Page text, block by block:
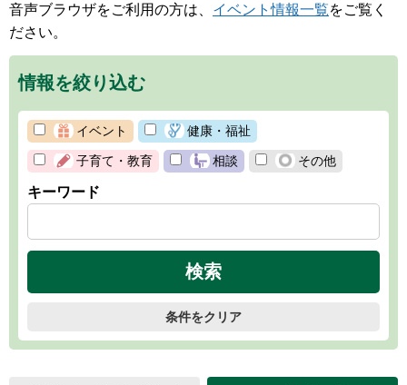
音声ブラウザをご利用の方は、 イベント情報一覧をご覧く
ださい。
情報を絞り込む
イベント 健康・福祉
子育て・教育 相談 その他
キーワード
条件をクリア